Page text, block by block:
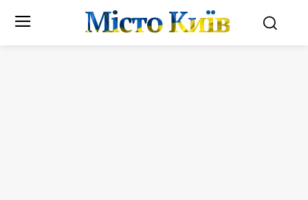
Місто Київ